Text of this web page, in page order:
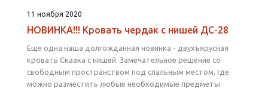
11 ноября 2020
НОВИНКА!!! Кровать чердак с нишей ДС-28
Еще одна наша долгожданная новинка - двухъярусная
кровать Сказка с нишей. Замечательное решение со
свободным пространством под спальным местом, где
можно разместить любые необходимые предметы